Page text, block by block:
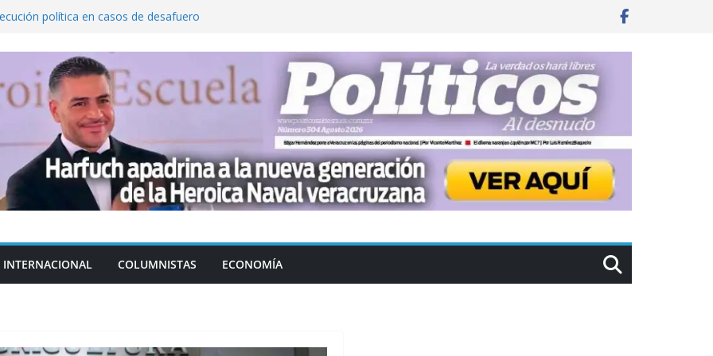
política en casos de desafuero
exgobernador de Guerrero, por
la exportación de aguacate de
Unidos
a escuelas para dejar el esquema
INTERNACIONAL COLUMNISTAS ECONOMÍA